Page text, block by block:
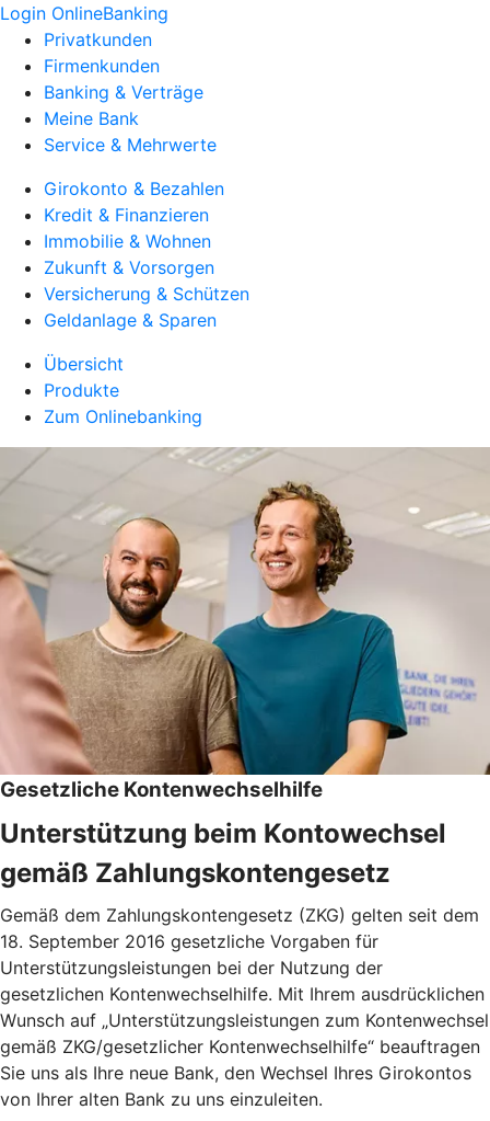
Login OnlineBanking
Privatkunden
Firmenkunden
Banking & Verträge
Meine Bank
Service & Mehrwerte
Girokonto & Bezahlen
Kredit & Finanzieren
Immobilie & Wohnen
Zukunft & Vorsorgen
Versicherung & Schützen
Geldanlage & Sparen
Übersicht
Produkte
Zum Onlinebanking
Gesetzliche Kontenwechselhilfe
Unterstützung beim Kontowechsel
gemäß Zahlungskontengesetz
Gemäß dem Zahlungskontengesetz (ZKG) gelten seit dem
18. September 2016 gesetzliche Vorgaben für
Unterstützungsleistungen bei der Nutzung der
gesetzlichen Kontenwechselhilfe. Mit Ihrem ausdrücklichen
Wunsch auf „Unterstützungsleistungen zum Kontenwechsel
gemäß ZKG/gesetzlicher Kontenwechselhilfe“ beauftragen
Sie uns als Ihre neue Bank, den Wechsel Ihres Girokontos
von Ihrer alten Bank zu uns einzuleiten.